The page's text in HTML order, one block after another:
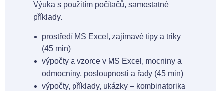
Výuka s použitím počítačů, samostatné
příklady.
prostředí MS Excel, zajímavé tipy a triky
(45 min)
výpočty a vzorce v MS Excel, mocniny a
odmocniny, posloupnosti a řady (45 min)
výpočty, příklady, ukázky – kombinatorika